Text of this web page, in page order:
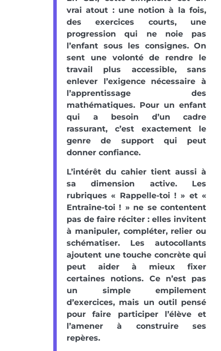
vrai atout : une notion à la fois,
des exercices courts, une
progression qui ne noie pas
l’enfant sous les consignes. On
sent une volonté de rendre le
travail plus accessible, sans
enlever l’exigence nécessaire à
l’apprentissage des
mathématiques. Pour un enfant
qui a besoin d’un cadre
rassurant, c’est exactement le
genre de support qui peut
donner confiance.
L’intérêt du cahier tient aussi à
sa dimension active. Les
rubriques « Rappelle-toi ! » et «
Entraîne-toi ! » ne se contentent
pas de faire réciter : elles invitent
à manipuler, compléter, relier ou
schématiser. Les autocollants
ajoutent une touche concrète qui
peut aider à mieux fixer
certaines notions. Ce n’est pas
un simple empilement
d’exercices, mais un outil pensé
pour faire participer l’élève et
l’amener à construire ses
repères.